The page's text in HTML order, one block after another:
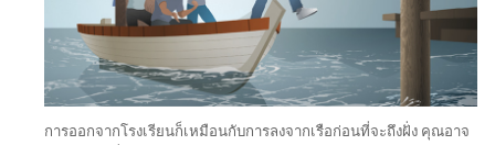
การ​ออก​จาก​โรง​เรียน​ก็​เหมือน​กับ​การ​ลง​จาก​เรือ​ก่อน​ที่​จะ​ถึง​ฝั่ง คุณ​อาจ​